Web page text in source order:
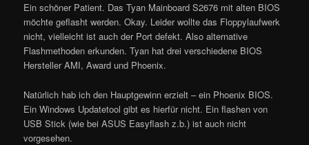
Ein schöner Patient. Das Tyan Mainboard S2676 mit alten BIOS
möchte geflasht werden. Okay. Leider wollte das Floppylaufwerk
nicht, vielleicht ist auch der Port defekt. Also alternative
Flashmethoden erkunden. Tyan hat drei verschiedene BIOS
Hersteller AMI, Award und Phoenix.
Natürlich hab ich den Hauptgewinn erzielt – ein Phoenix BIOS.
Ein Windows Updatetool gibt es hierfür nicht. Ein flashen von
USB Stick (wie bei ASUS Easyflash z.b.) ist auch nicht
vorgesehen.